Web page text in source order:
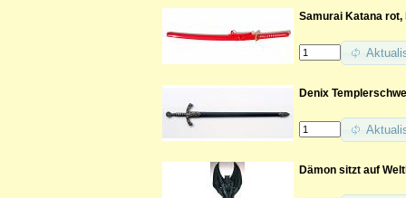
Samurai Katana
Denix
Dämon sitzt auf